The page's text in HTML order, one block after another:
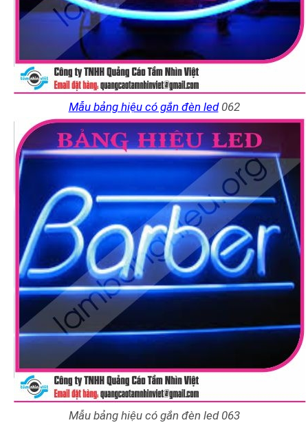
Mẫu bảng hiệu có gắn đèn led062
Mẫu bảng hiệu có gắn đèn led 063